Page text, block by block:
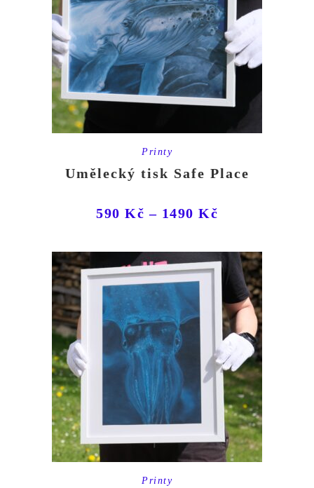
Printy
Umělecký tisk Safe Place
590 Kč – 1490 Kč
Printy